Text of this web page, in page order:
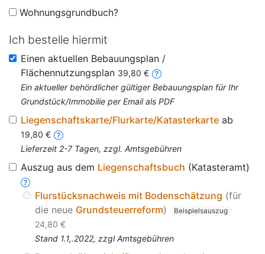
Wohnungsgrundbuch?
Ich bestelle hiermit
Einen aktuellen Bebauungsplan /
Flächennutzungsplan 39,80 €
Ein aktueller behördlicher gültiger Bebauungsplan für Ihr
Grundstück/Immobilie per Email als PDF
Liegenschaftskarte/Flurkarte/Katasterkarte ab
19,80 €
Lieferzeit 2-7 Tagen, zzgl. Amtsgebühren
Auszug aus dem Liegenschaftsbuch (Katasteramt)
Flurstücksnachweis mit Bodenschätzung (für
die neue Grundsteuerreform) Beispielsauszug
24,80 €
Stand 1.1,.2022, zzgl Amtsgebühren